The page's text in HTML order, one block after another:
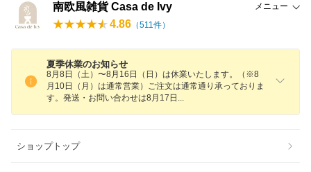
南欧風雑貨 Casa de Ivy メニュー
4.86 （511件）
夏季休業のお知らせ
8月8日（土）〜8月16日（日）は休業いたします。（※8
月10日（月）は通常営業）ご注文は通常通り承っておりま
す。発送・お問い合わせは8月17 日
ショップトップ